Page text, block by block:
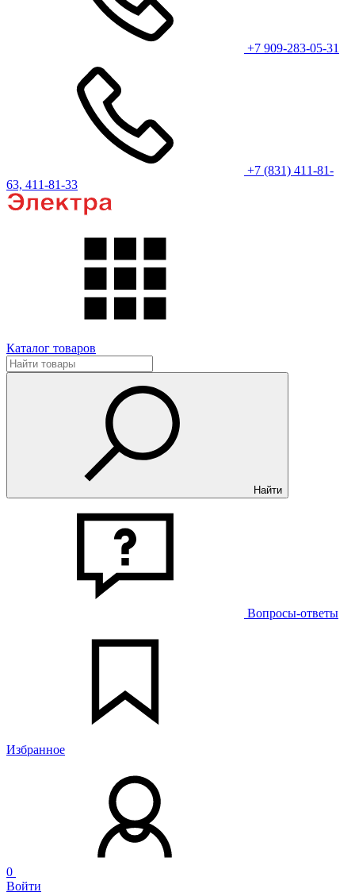
+7 909-283-05-31
+7 (831) 411-81-
63, 411-81-33
Каталог товаров
Найти
Вопросы-ответы
Избранное
0
Войти